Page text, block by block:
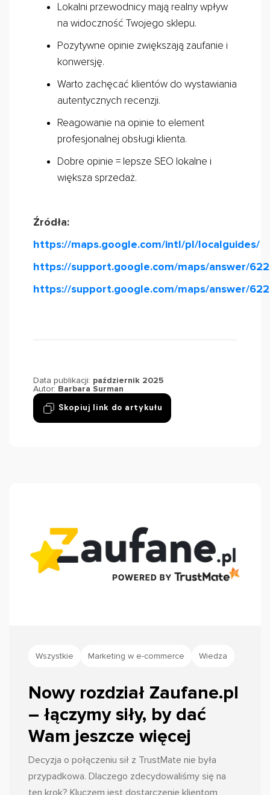
Lokalni przewodnicy mają realny wpływ
na widoczność Twojego sklepu.
Pozytywne opinie zwiększają zaufanie i
konwersję.
Warto zachęcać klientów do wystawiania
autentycznych recenzji.
Reagowanie na opinie to element
profesjonalnej obsługi klienta.
Dobre opinie = lepsze SEO lokalne i
większa sprzedaż.
Źródła:
https://maps.google.com/intl/pl/localguides/
https://support.google.com/maps/answer/
https://support.google.com/maps/answer/
Data publikacji: październik 2025
Autor: Barbara Surman
Skopiuj link do artykułu
Wszystkie Marketing w e-commerce Wiedza
Nowy rozdział Zaufane.pl
– łączymy siły, by dać
Wam jeszcze więcej
Decyzja o połączeniu sił z TrustMate nie była
przypadkowa. Dlaczego zdecydowaliśmy się na
ten krok? Kluczem jest dostarczenie klientom